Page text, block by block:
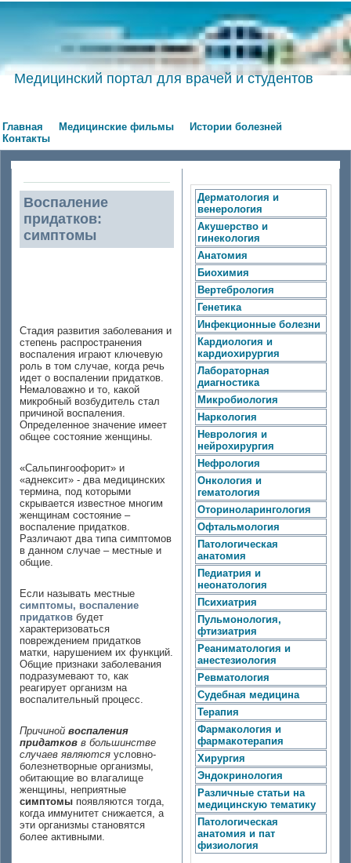
Медицинский портал для врачей и студентов
Главная Медицинские фильмы
Истории болезней
Контакты
Воспаление
придатков:
симптомы
Стадия развития заболевания и
степень распространения
воспаления играют ключевую
роль в том случае, когда речь
идет о воспалении придатков.
Немаловажно и то, какой
микробный возбудитель стал
причиной воспаления.
Определенное значение имеет
общее состояние женщины.
«Сальпингоофорит» и
«аднексит» - два медицинских
термина, под которыми
скрывается известное многим
женщинам состояние –
воспаление придатков.
Различают два типа симптомов
в данном случае – местные и
общие.
Если называть местные
симптомы, воспаление
придатков будет
характеризоваться
повреждением придатков
матки, нарушением их функций.
Общие признаки заболевания
подразумевают то, как
реагирует организм на
воспалительный процесс.
Причиной воспаления
придатков в большинстве
случаев являются условно-
болезнетворные организмы,
обитающие во влагалище
женщины, неприятные
симптомы появляются тогда,
когда иммунитет снижается, а
эти организмы становятся
более активными.
Дерматология и
венерология
Акушерство и
гинекология
Анатомия
Биохимия
Вертебрология
Генетика
Инфекционные болезни
Кардиология и
кардиохирургия
Лабораторная
диагностика
Микробиология
Наркология
Неврология и
нейрохирургия
Нефрология
Онкология и
гематология
Оториноларингология
Офтальмология
Патологическая
анатомия
Педиатрия и
неонатология
Психиатрия
Пульмонология,
фтизиатрия
Реаниматология и
анестезиология
Ревматология
Судебная медицина
Терапия
Фармакология и
фармакотерапия
Хирургия
Эндокринология
Различные статьи на
медицинскую тематику
Патологическая
анатомия и пат
физиология